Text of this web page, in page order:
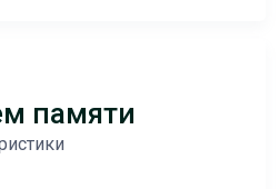
памяти